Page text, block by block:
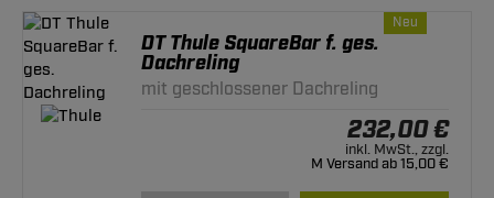
Neu
DT Thule SquareBar f. ges.
Dachreling
mit geschlossener Dachreling
232,00 €
inkl. MwSt., zzgl.
M Versand ab 15,00 €